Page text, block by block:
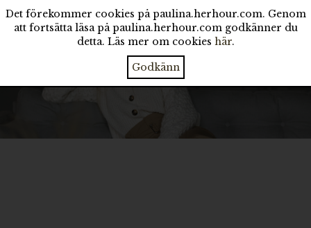
Det förekommer cookies på paulina.herhour.com. Genom
att fortsätta läsa på paulina.herhour.com godkänner du
detta. Läs mer om cookies här.
Godkänn